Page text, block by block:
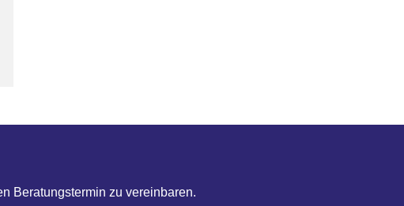
Beratungstermin zu vereinbaren.